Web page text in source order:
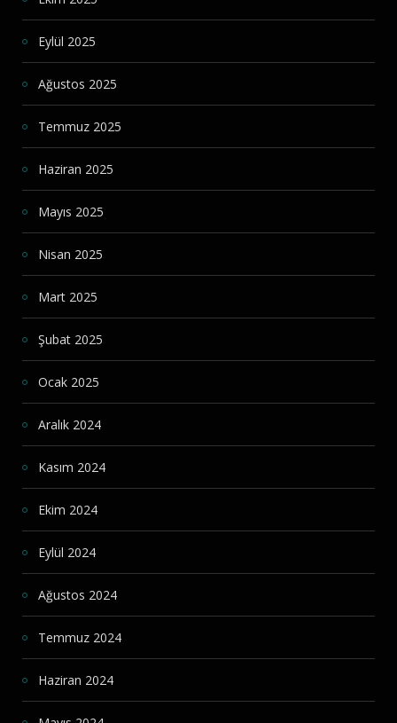
Eylül 2025
Ağustos 2025
Temmuz 2025
Haziran 2025
Mayıs 2025
Nisan 2025
Mart 2025
Şubat 2025
Ocak 2025
Aralık 2024
Kasım 2024
Ekim 2024
Eylül 2024
Ağustos 2024
Temmuz 2024
Haziran 2024